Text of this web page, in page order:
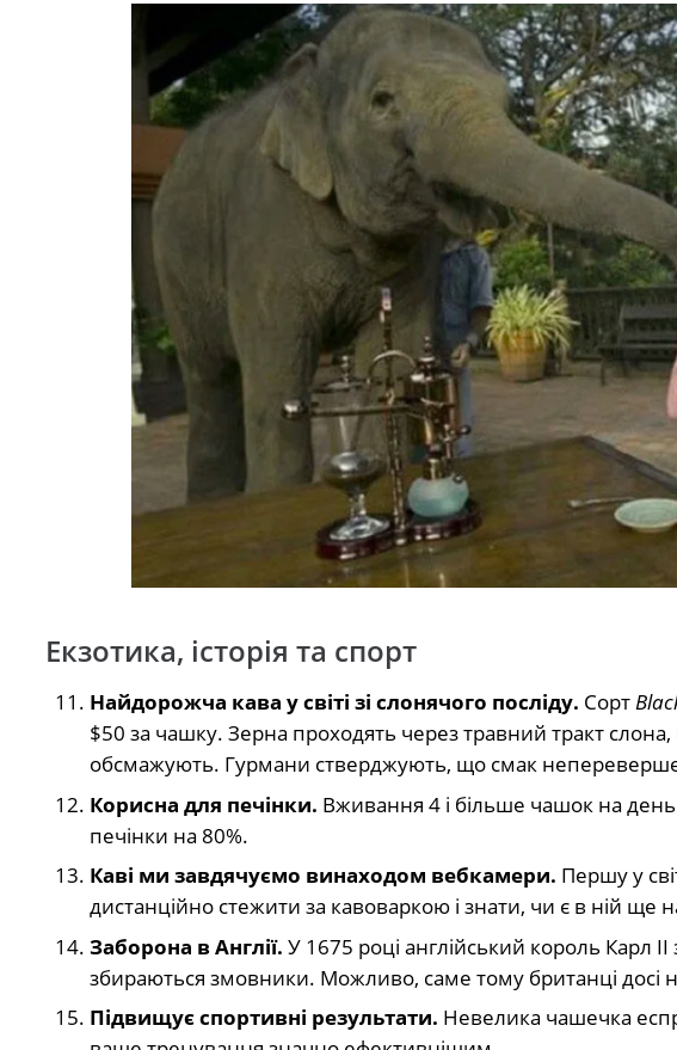
Екзотика, історія та спорт
Найдорожча кава у світі зі слонячого посліду. Сорт
$50 за чашку. Зерна проходять через травний тракт
обсмажують. Гурмани стверджують, що смак
Корисна для печінки. Вживання 4 і більше чашок на
печінки на 80%.
Каві ми завдячуємо винаходом вебкамери. Першу у
дистанційно стежити за кавоваркою і знати, чи є в ній ще
Заборона в Англії. У 1675 році англійський король Карл
збираються змовники. Можливо, саме тому британці досі
Підвищує спортивні результати. Невелика чашечка